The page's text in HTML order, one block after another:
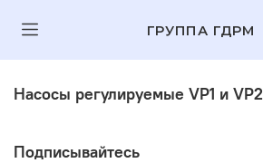
ГРУППА ГДРМ
Насосы регулируемые VP1 и VP2
Подписывайтесь